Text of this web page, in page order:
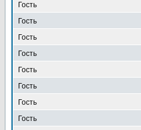
Гость
Гость
Гость
Гость
Гость
Гость
Гость
Гость